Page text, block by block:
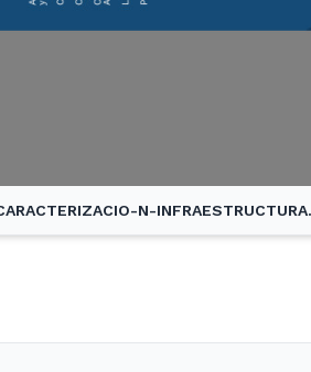
N-